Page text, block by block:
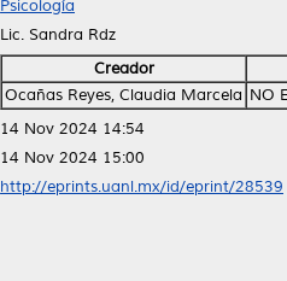
Psicología
Lic. Sandra Rdz
Creador
Ocañas Reyes, Claudia Marcela NO
14 Nov 2024 14:54
14 Nov 2024 15:00
http://eprints.uanl.mx/id/eprint/28539